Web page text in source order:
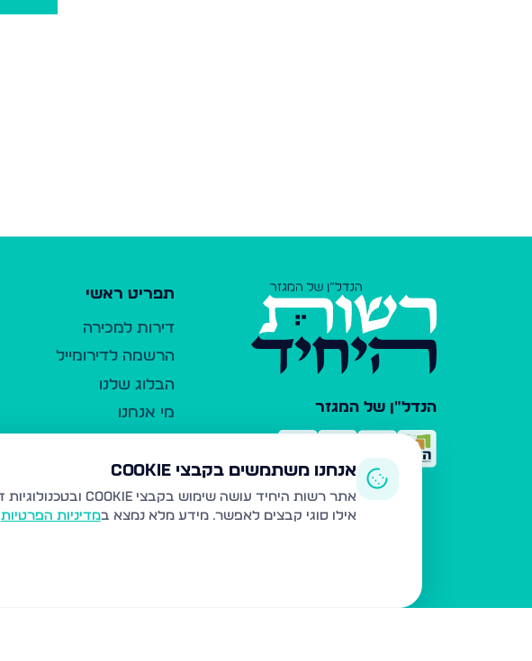
הנדל"ן של המגזר
תפריט ראשי
דירות למכירה
הרשמה לדירומייל
הבלוג שלנו
מי אנחנו
כלי עזר
פרסום ברשות היחיד
משרדי תיווך
אנחנו משתמשים בקבצי Cookie
אתר רשות היחיד עושה שימוש בקבצי Cookie ובטכנולוגיות דומות לצורך תפעול האתר, שיפור חוויית המשתמש, ניתוח שימוש ושיווק מותאם.
אילו סוגי קבצים לאפשר. מידע מלא נמצא במדיניות הפרטיות